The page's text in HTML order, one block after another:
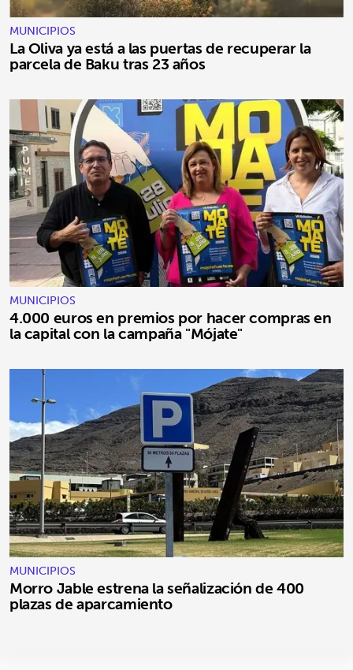
MUNICIPIOS
La Oliva ya está a las puertas de recuperar la
parcela de Baku tras 23 años
MUNICIPIOS
4.000 euros en premios por hacer compras en
la capital con la campaña "Mójate"
MUNICIPIOS
Morro Jable estrena la señalización de 400
plazas de aparcamiento